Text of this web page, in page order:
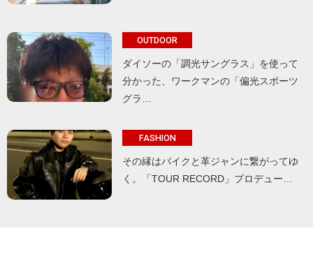
OUTDOOR
ダイソーの「調光サングラス」を使って
分かった、ワークマンの「偏光スポーツ
グラ…
FASHION
その縁はバイクと革ジャンに繋がってゆ
く。「TOUR RECORD」プロデュー…